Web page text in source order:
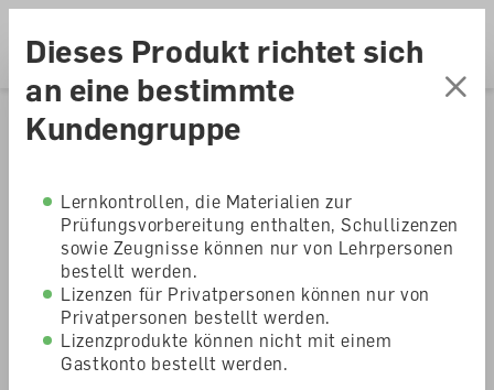
Accesskey Navigation
Direkt
Seitenanfang
Hauptnavigation
Direkt
zum
Hauptinhalt
Direkt
zum
Footer
Direkt
Home Shop Primarschule
dis donc! 5/6
Lernplattform für
Einzelpersonen
dis donc!
Primarschule
Dieses Produkt richtet sich
an eine bestimmte
Kundengruppe
Lernkontrollen, die Materialien zur
Prüfungsvorbereitung enthalten, Schullizenzen
sowie Zeugnisse können nur von Lehrpersonen
bestellt werden.
Lizenzen für Privatpersonen können nur von
Privatpersonen bestellt werden.
Lizenzprodukte können nicht mit einem
Gastkonto bestellt werden.